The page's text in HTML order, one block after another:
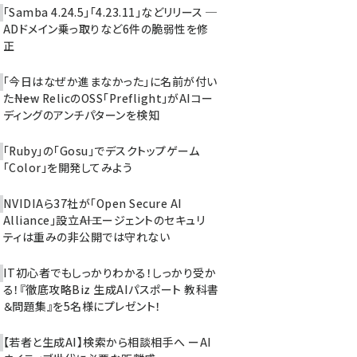
「Samba 4.24.5」「4.23.11」などリリース ─
ADドメイン乗っ取りなど6件の脆弱性を修
正
「今日はなぜか進まなかった」に名前が付い
た――New RelicのOSS「Preflight」がAIコー
ディングのアンチパターンを検知
「Ruby」の「Gosu」でデスクトップゲーム
「Color」を開発してみよう
NVIDIAら37社が「Open Secure AI
Alliance」設立――AIエージェントのセキュリ
ティは重みの非公開では守れない
IT初心者でもしっかりわかる！しっかり受か
る！『徹底攻略Biz 生成AIパスポート 教科書
＆問題集』を5名様にプレゼント！
【若者と生成AI】検索から相談相手へ ーAI